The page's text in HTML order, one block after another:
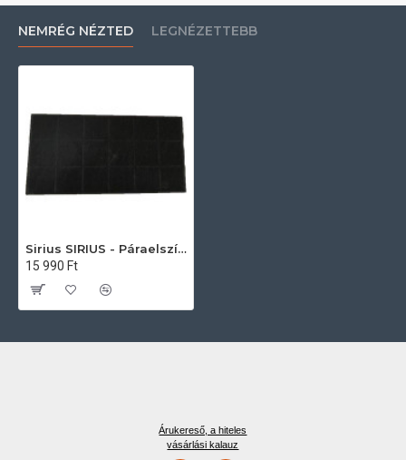
NEMRÉG NÉZTED LEGNÉZETTEBB
Sirius SIRIUS - Páraelszívó aktívszén-szűrő, KF57 Szénszűrő páraelszívóhoz
15 990 Ft
Árukereső, a hiteles
vásárlási kalauz